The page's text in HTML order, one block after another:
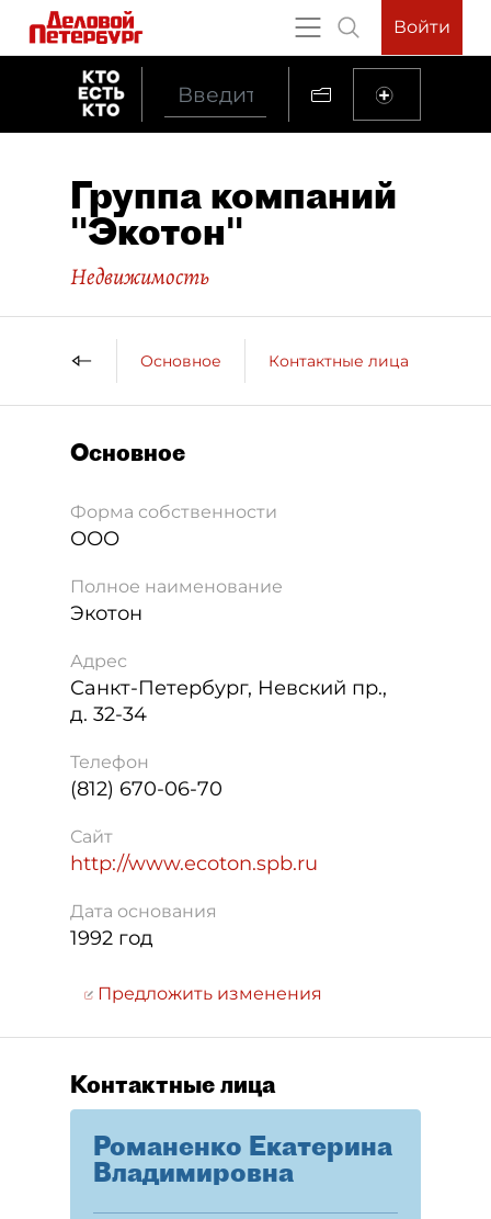
Войти
Группа компаний
"Экотон"
Недвижимость
Основное Контактные лица
Основное
Форма собственности
ООО
Полное наименование
Экотон
Адрес
Санкт-Петербург, Невский пр.,
д. 32-34
Телефон
(812) 670-06-70
Сайт
http://www.ecoton.spb.ru
Дата основания
1992 год
Предложить изменения
Контактные лица
Романенко Екатерина
Владимировна